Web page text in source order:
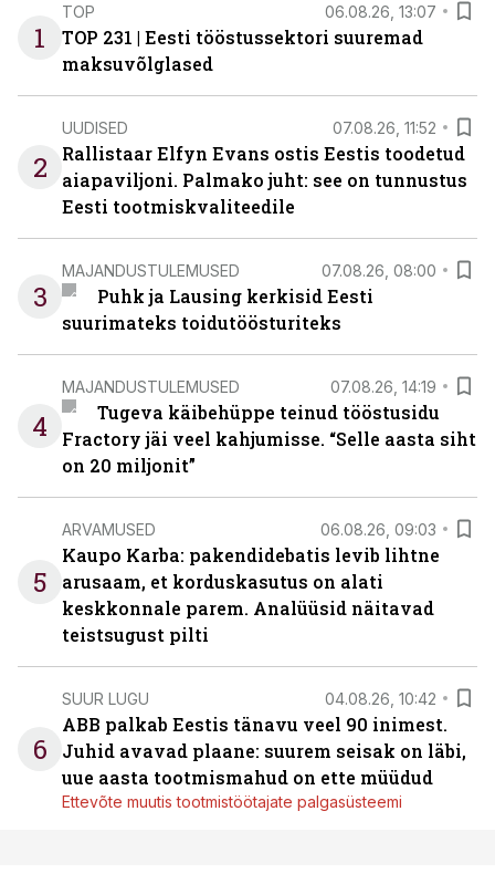
1
TOP 06.08.26, 13:07
TOP 231 | Eesti tööstussektori suuremad
maksuvõlglased
2
UUDISED 07.08.26, 11:52
Rallistaar Elfyn Evans ostis Eestis toodetud
aiapaviljoni. Palmako juht: see on tunnustus
Eesti tootmiskvaliteedile
3
MAJANDUSTULEMUSED 07.08.26, 08:00
Puhk ja Lausing kerkisid Eesti
suurimateks toidutöösturiteks
4
MAJANDUSTULEMUSED 07.08.26, 14:19
Tugeva käibehüppe teinud tööstusidu
Fractory jäi veel kahjumisse. “Selle aasta siht
on 20 miljonit”
5
ARVAMUSED 06.08.26, 09:03
Kaupo Karba: pakendidebatis levib lihtne
arusaam, et korduskasutus on alati
keskkonnale parem. Analüüsid näitavad
teistsugust pilti
6
SUUR LUGU 04.08.26, 10:42
ABB palkab Eestis tänavu veel 90 inimest.
Juhid avavad plaane: suurem seisak on läbi,
uue aasta tootmismahud on ette müüdud
Ettevõte muutis tootmistöötajate palgasüsteemi